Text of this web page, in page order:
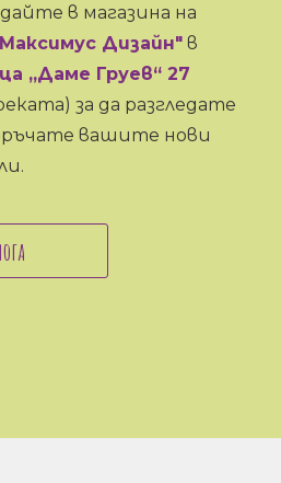
в магазина на
Дизайн" в
„Даме Груев“ 27
за да разгледате
вашите нови